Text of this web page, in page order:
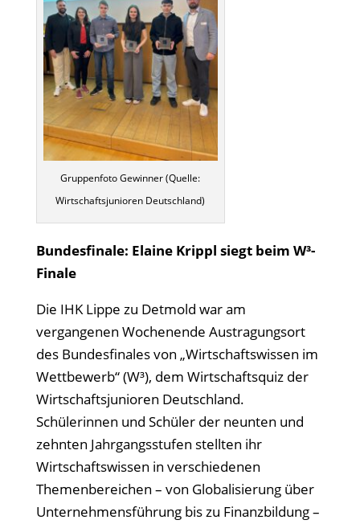
Gruppenfoto Gewinner (Quelle:
Wirtschaftsjunioren Deutschland)
Bundesfinale: Elaine Krippl siegt beim W³-
Finale
Die IHK Lippe zu Detmold war am
vergangenen Wochenende Austragungsort
des Bundesfinales von „Wirtschaftswissen im
Wettbewerb“ (W³), dem Wirtschaftsquiz der
Wirtschaftsjunioren Deutschland.
Schülerinnen und Schüler der neunten und
zehnten Jahrgangsstufen stellten ihr
Wirtschaftswissen in verschiedenen
Themenbereichen – von Globalisierung über
Unternehmensführung bis zu Finanzbildung –